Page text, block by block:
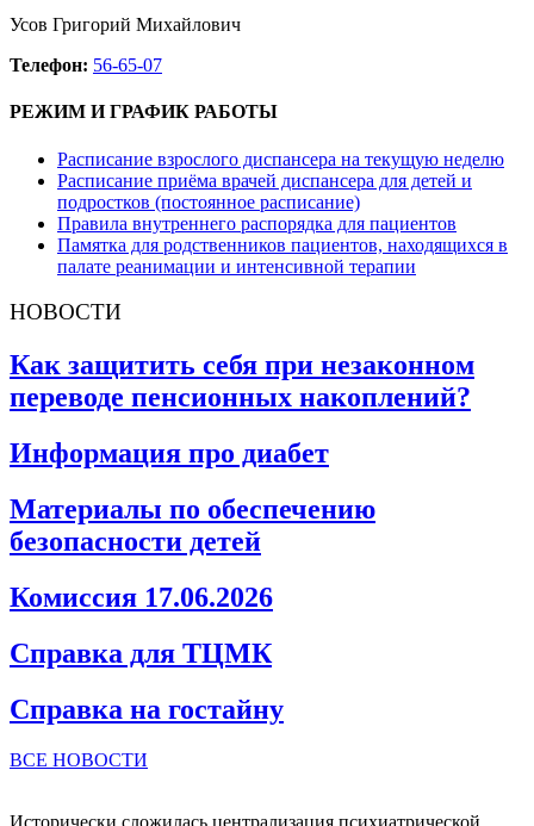
Усов Григорий Михайлович
Телефон: 56-65-07
РЕЖИМ И ГРАФИК РАБОТЫ
Расписание взрослого диспансера на текущую неделю
Расписание приёма врачей диспансера для детей и
подростков (постоянное расписание)
Правила внутреннего распорядка для пациентов
Памятка для родственников пациентов, находящихся в
палате реанимации и интенсивной терапии
НОВОСТИ
Как защитить себя при незаконном
переводе пенсионных накоплений?
Информация про диабет
Материалы по обеспечению
безопасности детей
Комиссия 17.06.2026
Справка для ТЦМК
Справка на гостайну
ВСЕ НОВОСТИ
Исторически сложилась централизация психиатрической